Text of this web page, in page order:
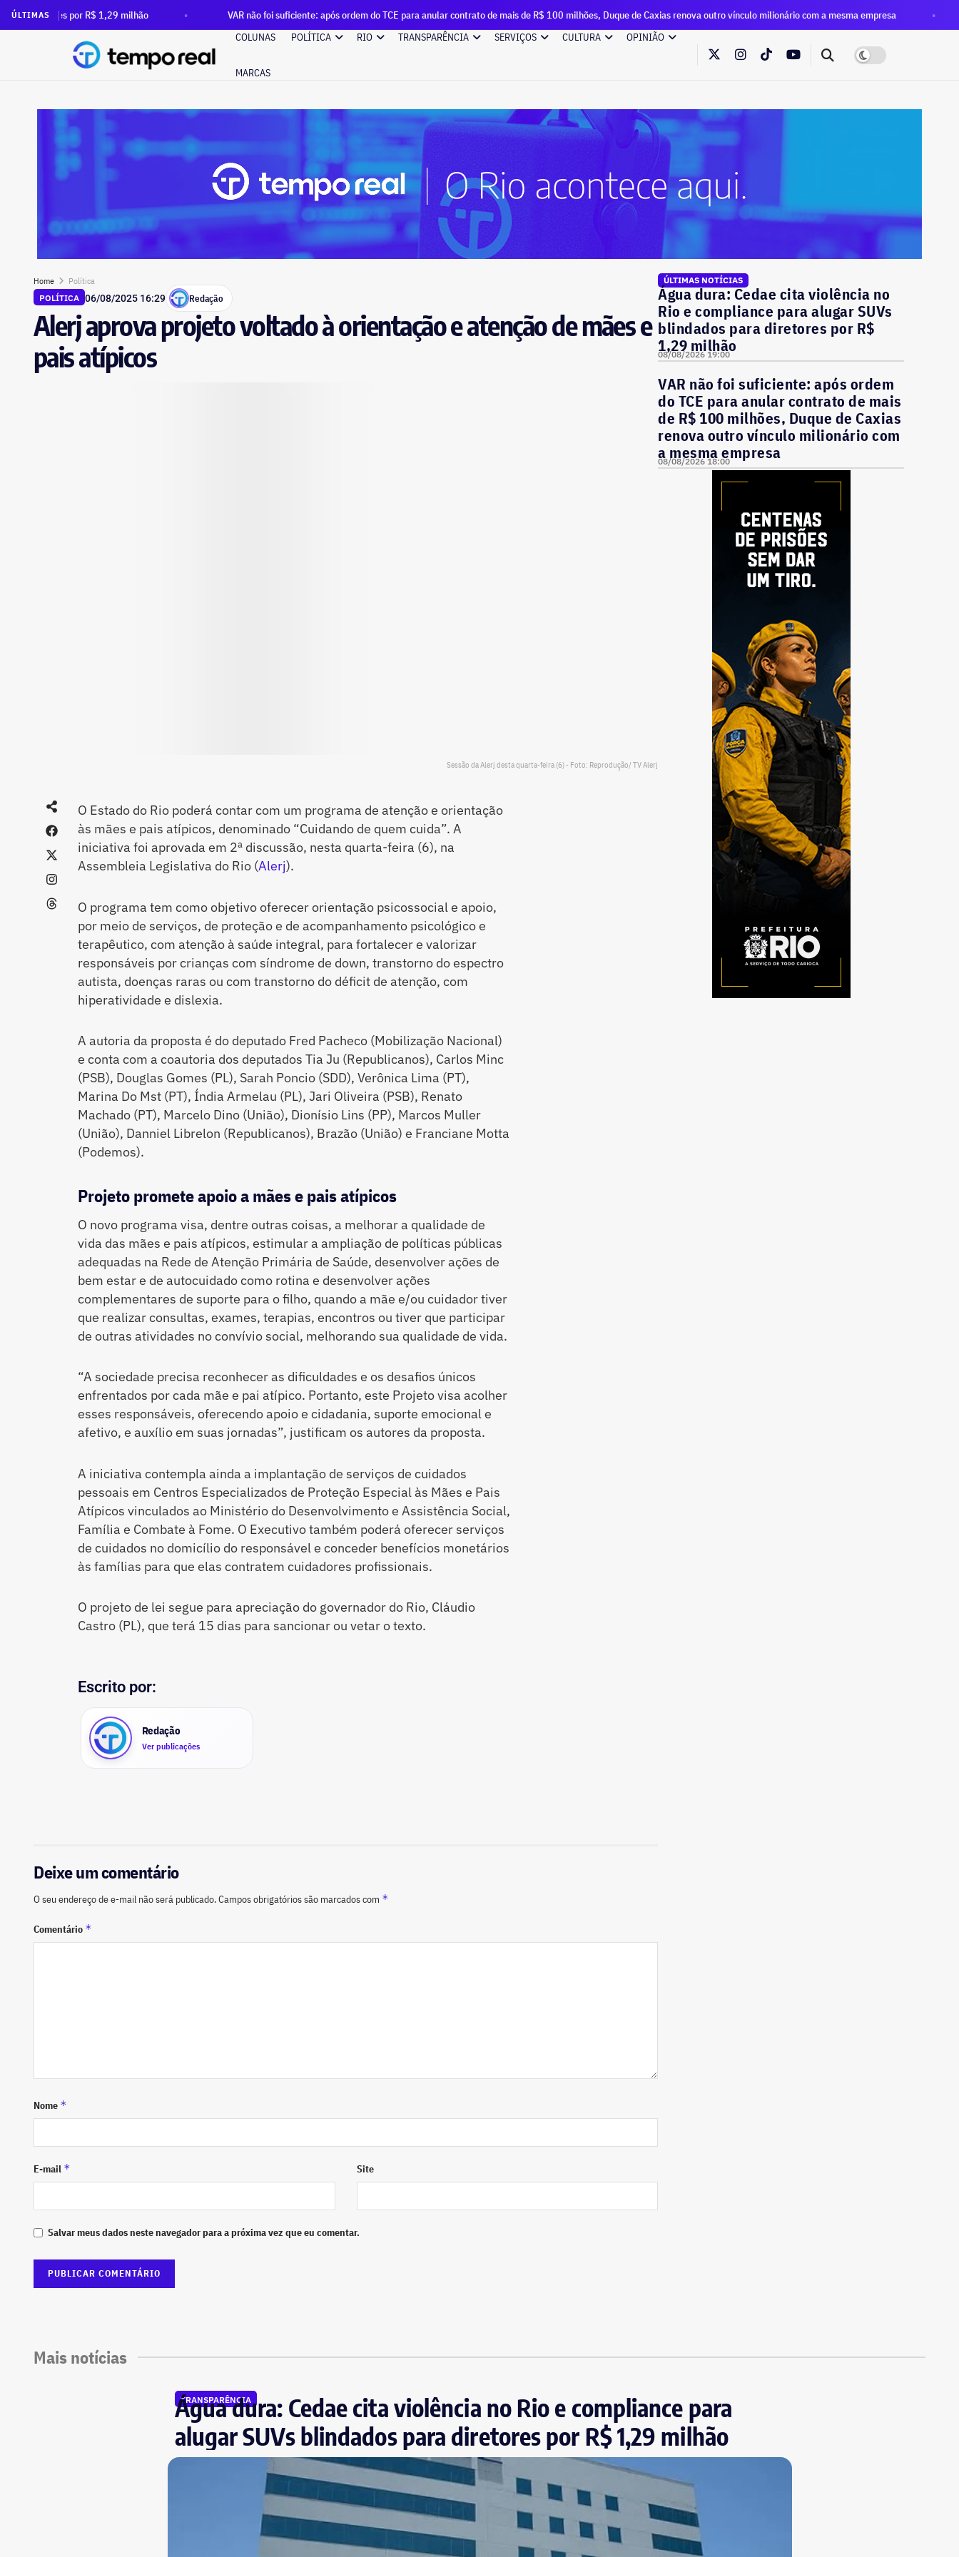
ÚLTIMAS
R$ 1,29 milhão VAR não foi suficiente: após ordem do TCE para anular contrato de mais de R$ 100 milhões, Duque de Caxias renova outro vínculo milionário com a mesma empresa
Eleições 2026:
COLUNAS
POLÍTICA RIO TRANSPARÊNCIA SERVIÇOS CULTURA OPINIÃO
MARCAS
Home
Política
POLÍTICA 06/08/2025 16:29 Redação
Alerj aprova projeto voltado à orientação e atenção de mães e
pais atípicos
Sessão da Alerj desta quarta-feira (6) - Foto: Reprodução/ TV Alerj
O Estado do Rio poderá contar com um programa de atenção e orientação
às mães e pais atípicos, denominado “Cuidando de quem cuida”. A
iniciativa foi aprovada em 2ª discussão, nesta quarta-feira (6), na
Assembleia Legislativa do Rio (Alerj).
O programa tem como objetivo oferecer orientação psicossocial e apoio,
por meio de serviços, de proteção e de acompanhamento psicológico e
terapêutico, com atenção à saúde integral, para fortalecer e valorizar
responsáveis por crianças com síndrome de down, transtorno do espectro
autista, doenças raras ou com transtorno do déficit de atenção, com
hiperatividade e dislexia.
A autoria da proposta é do deputado Fred Pacheco (Mobilização Nacional)
e conta com a coautoria dos deputados Tia Ju (Republicanos), Carlos Minc
(PSB), Douglas Gomes (PL), Sarah Poncio (SDD), Verônica Lima (PT),
Marina Do Mst (PT), Índia Armelau (PL), Jari Oliveira (PSB), Renato
Machado (PT), Marcelo Dino (União), Dionísio Lins (PP), Marcos Muller
(União), Danniel Librelon (Republicanos), Brazão (União) e Franciane Motta
(Podemos).
Projeto promete apoio a mães e pais atípicos
O novo programa visa, dentre outras coisas, a melhorar a qualidade de
vida das mães e pais atípicos, estimular a ampliação de políticas públicas
adequadas na Rede de Atenção Primária de Saúde, desenvolver ações de
bem estar e de autocuidado como rotina e desenvolver ações
complementares de suporte para o filho, quando a mãe e/ou cuidador tiver
que realizar consultas, exames, terapias, encontros ou tiver que participar
de outras atividades no convívio social, melhorando sua qualidade de vida.
“A sociedade precisa reconhecer as dificuldades e os desafios únicos
enfrentados por cada mãe e pai atípico. Portanto, este Projeto visa acolher
esses responsáveis, oferecendo apoio e cidadania, suporte emocional e
afetivo, e auxílio em suas jornadas”, justificam os autores da proposta.
A iniciativa contempla ainda a implantação de serviços de cuidados
pessoais em Centros Especializados de Proteção Especial às Mães e Pais
Atípicos vinculados ao Ministério do Desenvolvimento e Assistência Social,
Família e Combate à Fome. O Executivo também poderá oferecer serviços
de cuidados no domicílio do responsável e conceder benefícios monetários
às famílias para que elas contratem cuidadores profissionais.
O projeto de lei segue para apreciação do governador do Rio, Cláudio
Castro (PL), que terá 15 dias para sancionar ou vetar o texto.
Escrito por:
Redação
Ver publicações
ÚLTIMAS NOTÍCIAS
Água dura: Cedae cita violência no
Rio e compliance para alugar SUVs
blindados para diretores por R$
1,29 milhão
08/08/2026 19:00
VAR não foi suficiente: após ordem
do TCE para anular contrato de mais
de R$ 100 milhões, Duque de Caxias
renova outro vínculo milionário com
a mesma empresa
08/08/2026 18:00
Deixe um comentário
O seu endereço de e-mail não será publicado.Campos obrigatórios são marcados com *
Comentário *
Nome *
E-mail * Site
Salvar meus dados neste navegador para a próxima vez que eu comentar.
Mais notícias
TRANSPARÊNCIA
Água dura: Cedae cita violência no Rio e compliance para
alugar SUVs blindados para diretores por R$ 1,29 milhão